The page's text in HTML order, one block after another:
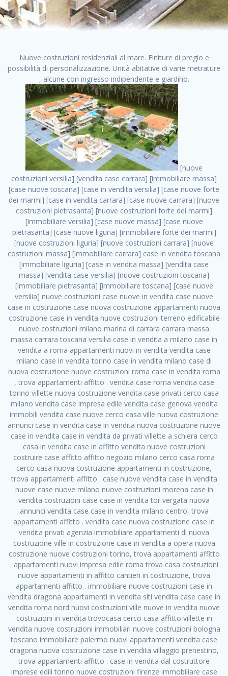
Nuove costruzioni residenziali al mare. Finiture di pregio e
possibilità di personalizzazione. Unità abitative di varie metrature
, alcune con ingresso indipendente e giardino.
[nuove costruzioni versilia] [vendita case carrara] [immobiliare massa] [case nuove toscana] [case in vendita versilia] [case nuove forte dei marmi] [case in vendita carrara] [case nuove carrara] [nuove costruzioni pietrasanta] [nuove costruzioni forte dei marmi] [immobiliare versilia] [case nuove massa] [case nuove pietrasanta] [case nuove liguria] [immobiliare forte dei marmi] [nuove costruzioni liguria] [nuove costruzioni carrara] [nuove costruzioni massa] [immobiliare carrara] case in vendita toscana [immobiliare liguria] [case in vendita massa] [vendita case massa] [vendita case versilia] [nuove costruzioni toscana] [immobiliare pietrasanta] [immobiliare toscana] [case nuove versilia] nuove costruzioni case nuove in vendita case nuove case in costruzione case nuova costruzione appartamenti nuova costruzione case in vendita nuove costruzioni terreno edificabile nuove costruzioni milano marina di carrara carrara massa massa carrara toscana versilia case in vendita a milano case in vendita a roma appartamenti nuovi in vendita vendita case milano case in vendita torino case in vendita milano case di nuova costruzione nuove costruzioni roma case in vendita roma , trova appartamenti affitto . vendita case roma vendita case torino villette nuova costruzione vendita case privati cerco casa milano vendita case impresa edile vendita case genova vendita immobili vendita case nuove cerco casa ville nuova costruzione annunci case in vendita case in vendita nuova costruzione nuove case in vendita case in vendita da privati villette a schiera cerco casa in vendita case in affitto vendita nuove costruzioni costruire case affitto affitto negozio milano cerco casa roma cerco casa nuova costruzione appartamenti in costruzione, trova appartamenti affitto . case nuove vendita case in vendita nuove case nuove milano nuove costruzioni morena case in vendita costruzioni case case in vendita tor vergata nuova annunci vendita case case in vendita milano centro, trova appartamenti affitto . vendita case nuova costruzione case in vendita privati agenzia immobiliare appartamenti di nuova costruzione ville in costruzione case in vendita a opera nuova costruzione nuove costruzioni torino, trova appartamenti affitto . appartamenti nuovi impresa edile roma trova casa costruzioni nuove appartamenti in affitto cantieri in costruzione, trova appartamenti affitto . immobiliare nuove costruzioni case in vendita dragona appartamenti in vendita siti vendita case case in vendita roma nord nuovi costruzioni ville nuove in vendita nuove costruzioni in vendita trovocasa cerco casa affitto villette in vendita nuove costruzioni immobiliari nuove costruzioni bologna toscano immobiliare palermo nuovi appartamenti vendita case dragona nuova costruzione case in vendita villaggio prenestino, trova appartamenti affitto . case in vendita dal costruttore imprese edili torino nuove costruzioni firenze immobiliare case nuove in costruzione toscano immobiliare milano, trova appartamenti affitto . casanuova case in vendita acilia dragona case in vendita di nuova costruzione case in vendita da costruttore nuove costruzioni eur case e cantieri appartamenti in vendita nuova costruzione case in vendita a dragona roma case in vendita nuove case in costruzione porta portese immobiliare appartamenti cerco casa disperatamente case in vendita torresina cascine in vendita vendita immobili roma, trova appartamenti affitto . milano nuove costruzioni morena case in vendita costruzioni edili nuove costruzioni catania visure catastali on line gratis nuove costruzioni monza case in costruzione milano, trova appartamenti affitto . nuove costruzioni boccea vendita immobili milano attico immobiliare roma vendita imprese edili bergamo impresa edile bologna case in vendita a classe appartamento nuovo nuove costruzioni pietralata case costruzione case in vendita roma sud nuove costruzioni residenziali a milano appartamenti nuova costruzione milano case in vendita boccea case in vendita morena nuove costruzioni vendita immobili privati, trova appartamenti affitto . comprare casa nuova costruzione case in vendita con leasing case in vendita ostia antica case nuova costruzione milano appartamenti nuovi milano case nuove roma nuove costruzioni bari edilizia convenzionata case in vendita a tortona villaggio prenestino case in vendita toscano immobiliare professione casa nuove costruzioni parma impresa costruzioni nuove case nuove costruzioni bergamo vendita immobili torino ville di nuova costruzione solo affitti appartamento nuovo in vendita appartamenti nuova costruzione roma case nuova costruzione roma, trova appartamenti affitto . nuove costruzioni a milano case in costruzione roma impresa di costruzioni grimaldi immobiliare costruzioni villetta nuova costruzione case in vendita da imprese edili cerco casa a acquisto casa in costruzione nuove costruzioni mare costruzioni immobiliari cantieri nuove costruzioni acquisto casa nuova costruzione nuove costruzioni padova comprare casa in costruzione impresa edile napoli nuove costruzioni pescara casa risorse immobiliari, trova appartamenti affitto . immobili in costruzione villette nuove villette nuove in vendita gabetti imprese edili verona nuove costruzioni milano sud nuovi immobili nuove costruzioni legnano, trova appartamenti affitto . cantieri nuove costruzioni milano villa nuova case vendita nuove costruzioni appartamenti in vendita nuovi immobili nuovi costruttori case imprese edili brescia nuovi appartamenti milano case in vendita selva nera casa nuova retecasa case nuova costruzione in vendita monolocale imprese edili firenze imprese edili padova frimm vendita case dragona nuove costruzioni vendita imprese edili parma imprese di costruzioni milano immobiliare toscano frimm immobiliare roma case case dal costruttore acquisto terreno agricolo imprese edili italiane roma vende casa case nuove a milano nuove costruzioni a roma imprese costruzioni roma cerco casa nuova immobili di nuova costruzione case in vendita castelverde roma impresa edile palermo rent to buy roma nuove costruzioni, trova appartamenti affitto . tempocasa case in vendita a riscatto nuove costruzioni varese nuove costruzioni bolzano vendita case in costruzione nuove costruzioni lecce cantiere milano costruire villa imprese edili treviso impresa edile catania case in vendita roma tiburtina vendita appartamenti nuova costruzione vendita immobili commerciali case nuove in vendita milano nuove costruzioni seregno cerca casa vendita cerco casa milano vendita nuove costruzioni milano ovest vendita case nuove milano imprese edili modena nuove costruzioni milano centro case in vendita aranova nuove abitazioni, trova appartamenti affitto ., trova appartamenti affitto . nuove costruzioni brescia nuove costruzioni como appartamenti nuovi in vendita a milano case in vendita bologna nuove costruzioni appartamenti in vendita milano nuova costruzione imprese edili como morena nuove costruzioni nuove costruzioni case vendita appartamenti nuovi nuove costruzioni salerno eurekasa villette in costruzione bilocali nuovi case nuove in vendita a roma case in vendita con permuta nuove costruzioni trento impresa edile varese imprese costruzioni milano imprese edili venezia case in vendita prenestina imprese edili spa nuove costruzioni gallarate roma nuove costruzioni case in nuova costruzione nuovi case nuove in vendita a milano nuove costruzioni loano nuovi cantieri milano imprese edili novara case in vendita roma est imprese di costruzioni roma appartamenti in costruzione milano nuovi cantieri cerco casa vendita milano nuove costruzioni brugherio vendita case da imprese edili imprese edili udine nuove costruzioni direttamente dal costruttore imprese edili vicenza case in vendita a loano nuova costruzione nuove villette prezzi case nuove case in vendita in costruzione compravendita terreno agricolo cantiere, trova appartamenti affitto . case in vendita milano navigli costruzione nuova casa costruzioni nuove milano nuove costruzioni roma rent to buy nuove costruzioni taranto palazzo in costruzione vendita appartamenti nuova costruzione milano centro costruzioni milano case in vendita milano nuove costruzioni case in vendita milano sud impresa edile como case nuove a roma boccea case in vendita imprese edili trento nuove costruzioni buccinasco case in costruzione a milano nuove costruzioni ripamonti case in vendita a salerno nuove costruzioni nuove residenze milano case nuove vendita milano nuove costruzioni milano nord nuove costruzioni livorno vendita nuove costruzioni roma nuove costruzioni liguria costruzioni roma cerco casa roma vendita nuove costruzioni classe a impresa edile rimini nuovi annunci case in vendita nuove costruzioni magenta todini costruzioni case grezze in vendita vendita appartamenti nuovi milano case in vendita gallaratese milano nuove costruzioni arezzo, trova appartamenti affitto . case in vendita castelverde case nuove dal costruttore nuovo appartamento nuove costruzioni desenzano imprese edili lombardia imprese edili veneto appartamenti in costruzione roma case vendita pescara nuove costruzioni case in vendita ad acilia imprese edili verona e provincia nuove costruzioni desio appartamenti classe a milano firenze nuove costruzioni pirelli re immobiliare grandi imprese di costruzioni case in vendita torresina roma case in vendita navigli milano nuove costruzioni roma centro nuovecostruzioni appartamenti nuovi a milano impresa edile ancona nuove residenze dragona case in vendita nuove costruzioni brindisi vendita nuove costruzioni milano case in vendita arredate nuove case mila